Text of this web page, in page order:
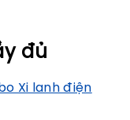
đủ
Xi lanh điện